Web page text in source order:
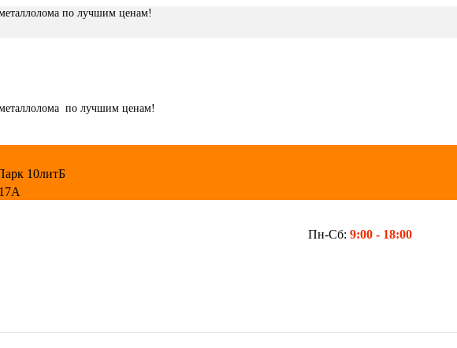
по лучшим ценам!
по лучшим ценам!
10литБ
Пн-Сб: 9:00 - 18:00